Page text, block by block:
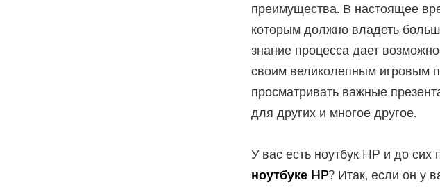
преимущества. В настоящее
которым должно владеть
знание процесса дает
своим великолепным игровым
просматривать важные
для других и многое другое.
У вас есть ноутбук HP и до сих
ноутбуке HP? Итак, если он у